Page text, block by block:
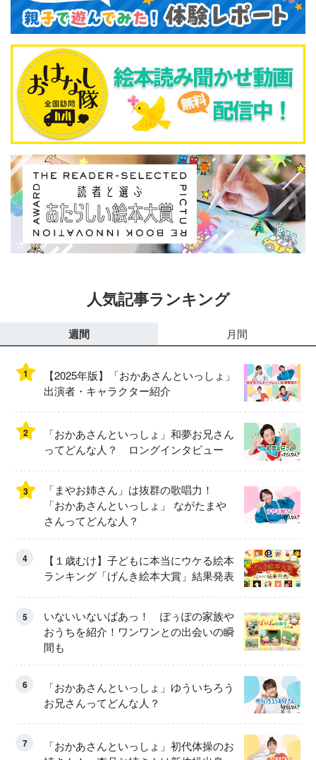
人気記事ランキング
週間 月間
1
【2025年版】「おかあさんといっしょ」
出演者・キャラクター紹介
2
「おかあさんといっしょ」和夢お兄さん
ってどんな人？ ロングインタビュー
3
「まやお姉さん」は抜群の歌唱力！
「おかあさんといっしょ」 ながたまや
さんってどんな人？
4
【１歳むけ】子どもに本当にウケる絵本
ランキング「げんき絵本大賞」結果発表
5
いないいないばあっ！ ぽぅぽの家族や
おうちを紹介！ワンワンとの出会いの瞬
間も
6
「おかあさんといっしょ」ゆういちろう
お兄さんってどんな人？
7
「おかあさんといっしょ」初代体操のお